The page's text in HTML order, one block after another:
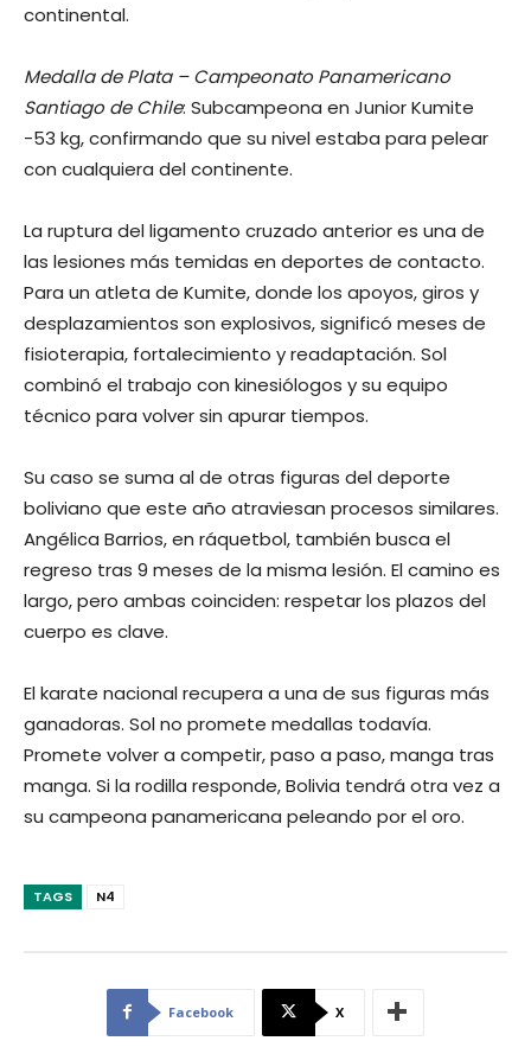
continental.
Medalla de Plata – Campeonato Panamericano
Santiago de Chile: Subcampeona en Junior Kumite
-53 kg, confirmando que su nivel estaba para pelear
con cualquiera del continente.
La ruptura del ligamento cruzado anterior es una de
las lesiones más temidas en deportes de contacto.
Para un atleta de Kumite, donde los apoyos, giros y
desplazamientos son explosivos, significó meses de
fisioterapia, fortalecimiento y readaptación. Sol
combinó el trabajo con kinesiólogos y su equipo
técnico para volver sin apurar tiempos.
Su caso se suma al de otras figuras del deporte
boliviano que este año atraviesan procesos similares.
Angélica Barrios, en ráquetbol, también busca el
regreso tras 9 meses de la misma lesión. El camino es
largo, pero ambas coinciden: respetar los plazos del
cuerpo es clave.
El karate nacional recupera a una de sus figuras más
ganadoras. Sol no promete medallas todavía.
Promete volver a competir, paso a paso, manga tras
manga. Si la rodilla responde, Bolivia tendrá otra vez a
su campeona panamericana peleando por el oro.
TAGS N4
Facebook X